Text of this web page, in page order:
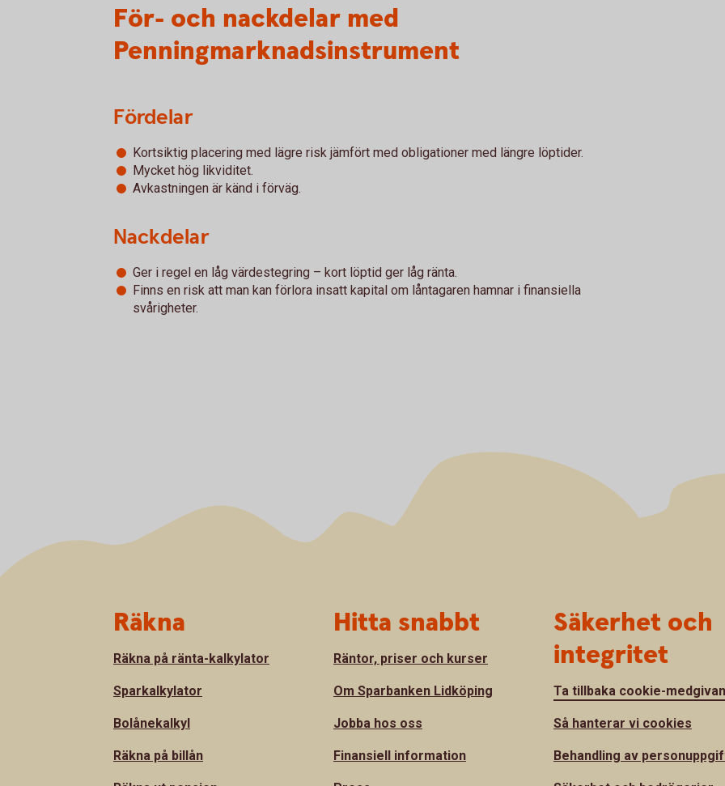
För- och nackdelar med
Penningmarknadsinstrument
Fördelar
Kortsiktig placering med lägre risk jämfört med obligationer med längre löptider.
Mycket hög likviditet.
Avkastningen är känd i förväg.
Nackdelar
Ger i regel en låg värdestegring – kort löptid ger låg ränta.
Finns en risk att man kan förlora insatt kapital om låntagaren hamnar i finansiella
svårigheter.
Räkna
Räkna på ränta-kalkylator
Sparkalkylator
Bolånekalkyl
Räkna på billån
Hitta snabbt
Räntor, priser och kurser
Om Sparbanken Lidköping
Jobba hos oss
Finansiell information
Säkerhet och
integritet
Ta tillbaka cookie-
Så hanterar vi cookies
Behandling av